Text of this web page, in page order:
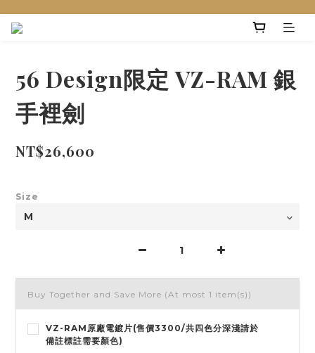
56 Design限定 VZ-RAM 銀
手裡劍
NT$26,600
Size
Buy Together and Save More (At most 1 item(s))
VZ-RAM原廠電鍍片(售價3300/共四色分深淺請於
備註標註需要顏色)